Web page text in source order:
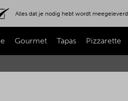
Alles dat je nodig hebt wordt meegeleverd.
Gourmet Tapas Pizzarette